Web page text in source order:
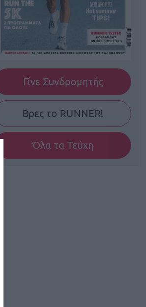
Γίνε Συνδρομητής
Βρες το RUNNER!
Όλα τα Τεύχη